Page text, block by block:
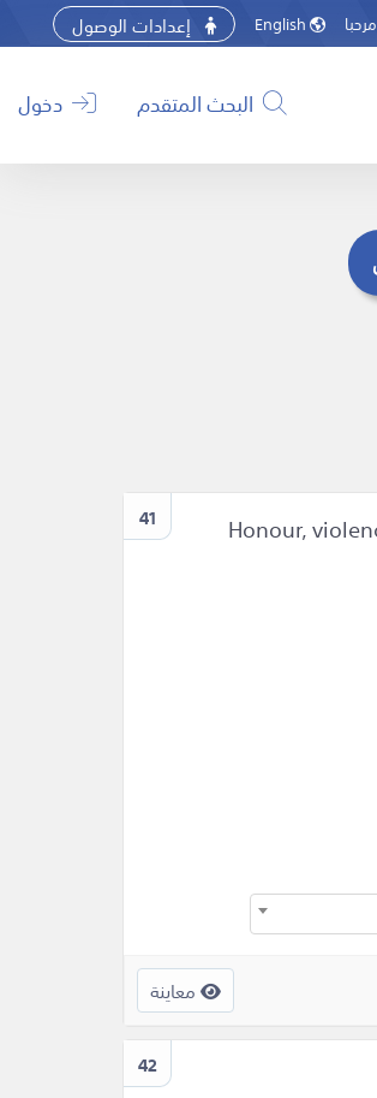
إعدادات الوصول مرحبا
البحث المتقدم دخول
41
معاينة
42